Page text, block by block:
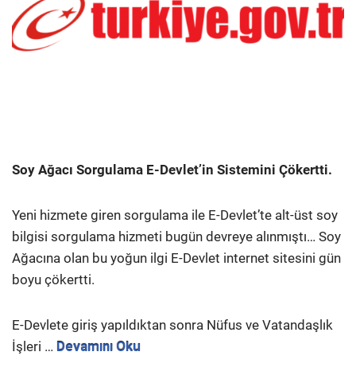
Soy Ağacı Sorgulama E-Devlet’in Sistemini Çökertti.
Yeni hizmete giren sorgulama ile E-Devlet’te alt-üst soy
bilgisi sorgulama hizmeti bugün devreye alınmıştı… Soy
Ağacına olan bu yoğun ilgi E-Devlet internet sitesini gün
boyu çökertti.
E-Devlete giriş yapıldıktan sonra Nüfus ve Vatandaşlık
İşleri … Devamını Oku